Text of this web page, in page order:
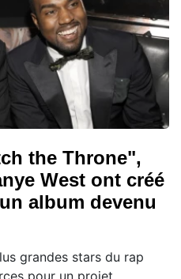
the Throne",
West ont créé
album devenu
grandes stars du rap
pour un projet